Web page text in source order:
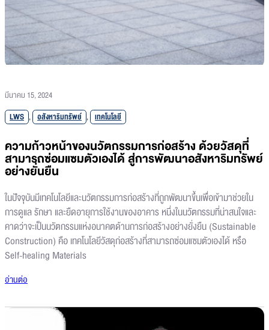
มีนาคม 15, 2024
LWS , อสังหาริมทรัพย์ , เทคโนโลยี
ความก้าวหน้าของนวัตกรรมการก่อสร้าง ด้วยวัสดุที่
สามารถซ่อมแซมตัวเองได้ สู่การพัฒนาอสังหาริมทรัพย์
อย่างยั่นยืน
ในปัจจุบันมีเทคโนโลยีและนวัตกรรมการก่อสร้างที่ถูกพัฒนาขึ้นเพื่อเข้ามาช่วยใน
การดูแล รักษา และยืดอายุการใช้งานของอาคาร หนึ่งในนวัตกรรมที่น่าสนใจและ
คาดว่าจะเป็นนวัตกรรมแห่งอนาคตด้านการก่อสร้างอย่างยั่งยืน (Sustainable
Construction) คือ เทคโนโลยีวัสดุก่อสร้างที่สามารถซ่อมแซมตัวเองได้ หรือ
Self-healing Materials
อ่านต่อ